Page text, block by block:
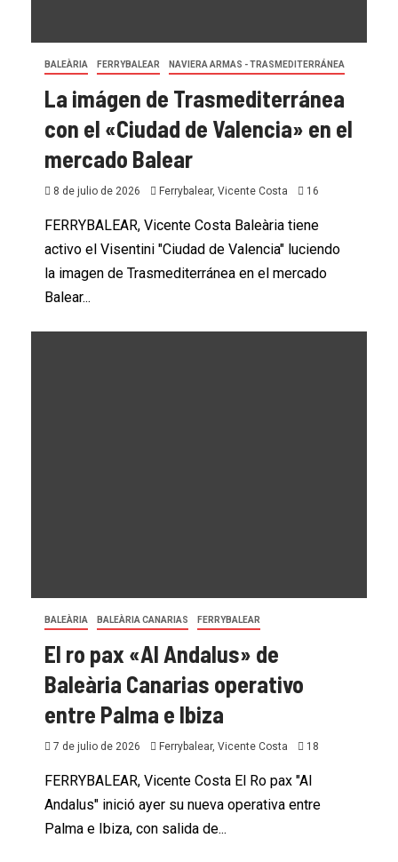
BALEÀRIA FERRYBALEAR NAVIERA ARMAS - TRASMEDITERRÁNEA
La imágen de Trasmediterránea
con el «Ciudad de Valencia» en el
mercado Balear
8 de julio de 2026 Ferrybalear, Vicente Costa 16
FERRYBALEAR, Vicente Costa Baleària tiene
activo el Visentini "Ciudad de Valencia" luciendo
la imagen de Trasmediterránea en el mercado
Balear...
BALEÀRIA BALEÀRIA CANARIAS FERRYBALEAR
El ro pax «Al Andalus» de
Baleària Canarias operativo
entre Palma e Ibiza
7 de julio de 2026 Ferrybalear, Vicente Costa 18
FERRYBALEAR, Vicente Costa El Ro pax "Al
Andalus" inició ayer su nueva operativa entre
Palma e Ibiza, con salida de...